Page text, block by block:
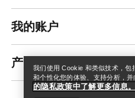
Help
我的账户
产品养护和修复
我们使用 Cookie 和类似技术，包
和个性化您的体验、支持分析，并
的隐私政策中了解更多信息。